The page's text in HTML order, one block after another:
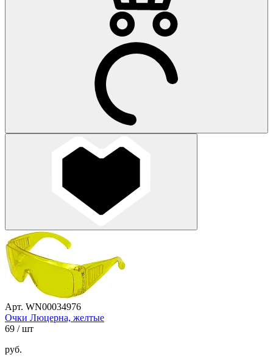
Арт. WN00034976
Очки Люцерна, желтые
69 / шт
руб.